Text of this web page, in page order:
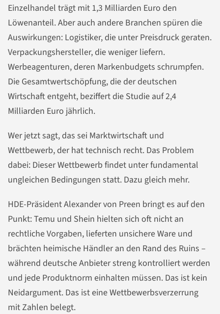
Einzelhandel trägt mit 1,3 Milliarden Euro den
Löwenanteil. Aber auch andere Branchen spüren die
Auswirkungen: Logistiker, die unter Preisdruck geraten.
Verpackungshersteller, die weniger liefern.
Werbeagenturen, deren Markenbudgets schrumpfen.
Die Gesamtwertschöpfung, die der deutschen
Wirtschaft entgeht, beziffert die Studie auf 2,4
Milliarden Euro jährlich.
Wer jetzt sagt, das sei Marktwirtschaft und
Wettbewerb, der hat technisch recht. Das Problem
dabei: Dieser Wettbewerb findet unter fundamental
ungleichen Bedingungen statt. Dazu gleich mehr.
HDE-Präsident Alexander von Preen bringt es auf den
Punkt: Temu und Shein hielten sich oft nicht an
rechtliche Vorgaben, lieferten unsichere Ware und
brächten heimische Händler an den Rand des Ruins –
während deutsche Anbieter streng kontrolliert werden
und jede Produktnorm einhalten müssen. Das ist kein
Neidargument. Das ist eine Wettbewerbsverzerrung
mit Zahlen belegt.